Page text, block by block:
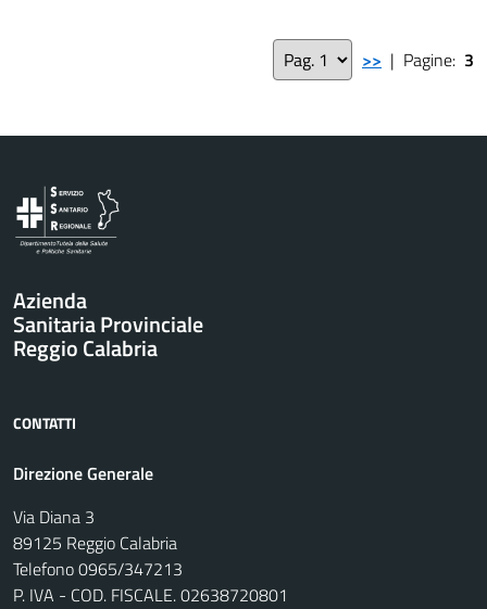
>> | Pagine: 3
Azienda
Sanitaria Provinciale
Reggio Calabria
CONTATTI
Direzione Generale
Via Diana 3
89125 Reggio Calabria
Telefono 0965/347213
P. IVA - COD. FISCALE. 02638720801